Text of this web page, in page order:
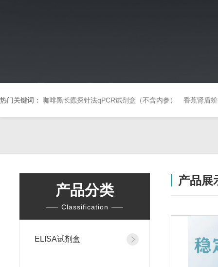
热门关键词： 咖啡黑长蠹探针法qPCR试剂盒（不含内参） 香蕉肾盾
产品分类
Classification
ELISA试剂盒
产品展